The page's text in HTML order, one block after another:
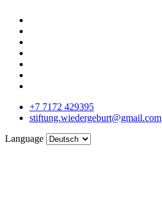
+7 7172 429395
stiftung.wiedergeburt@gmail.com
Language